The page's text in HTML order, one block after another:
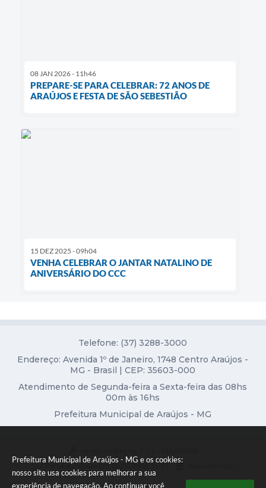
Prefeitura Municipal de Araújos - MG e os cookies:
nosso site usa cookies para melhorar a sua
experiência de navegação. Ao continuar você
08 JAN 2026 - 11h46
PREPARE-SE PARA CELEBRAR: 72 ANOS DE
ARAÚJOS E FESTA DE SÃO SEBESTIÃO
15 DEZ 2025 - 09h04
VENHA CELEBRAR O JANTAR NATALINO DE
ANIVERSÁRIO DO CCC
Telefone: (37) 3288-3000
Endereço: Avenida 1º de Janeiro, 1748 Centro Araújos -
MG - Brasil | CEP: 35603-000
Atendimento de Segunda-feira a Sexta-feira das 08hs
00m às 16hs
Prefeitura Municipal de Araújos - MG
Portal atualizado em: